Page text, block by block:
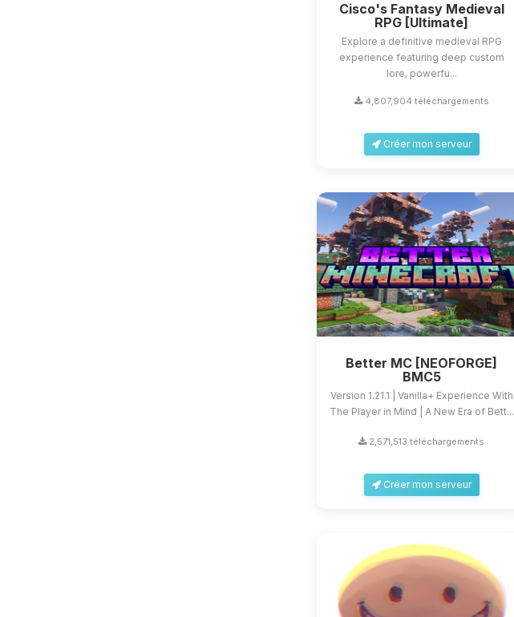
Cisco's Fantasy Medieval
RPG [Ultimate]
Explore a definitive medieval RPG
experience featuring deep custom
lore, powerfu...
4,807,904 téléchargements
Créer mon serveur
Better MC [NEOFORGE]
BMC5
Version 1.21.1 | Vanilla+ Experience With
The Player in Mind | A New Era of Bett...
2,571,513 téléchargements
Créer mon serveur